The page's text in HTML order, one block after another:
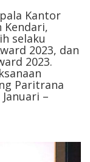
Kantor
Kendari,
selaku
2023, dan
2023.
Paritrana
–